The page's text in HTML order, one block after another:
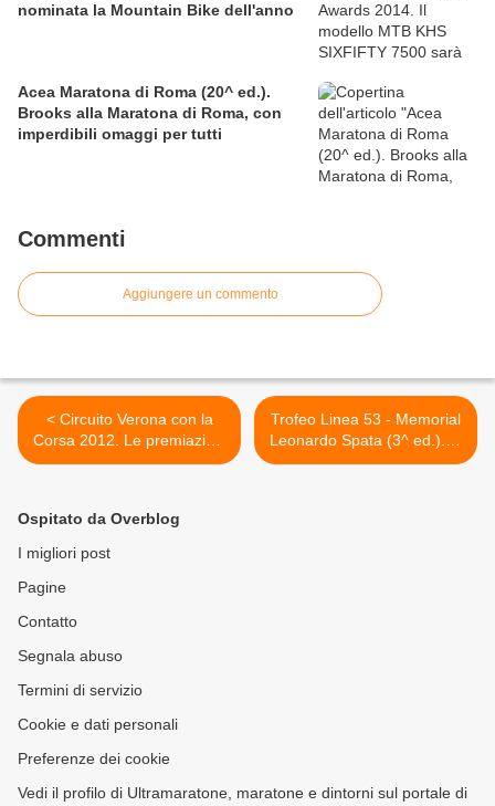
nominata la Mountain Bike dell'anno
Acea Maratona di Roma (20^ ed.).
Brooks alla Maratona di Roma, con
imperdibili omaggi per tutti
Commenti
Aggiungere un commento
< Circuito Verona con la
Corsa 2012. Le premiazioni
finali avranno luogo il 13
Trofeo Linea 53 - Memorial
Leonardo Spata (3^ ed.). In
programma il prossimo 8
Ospitato da Overblog
I migliori post
Pagine
Contatto
Segnala abuso
Termini di servizio
Cookie e dati personali
Preferenze dei cookie
Vedi il profilo di Ultramaratone, maratone e dintorni sul portale di